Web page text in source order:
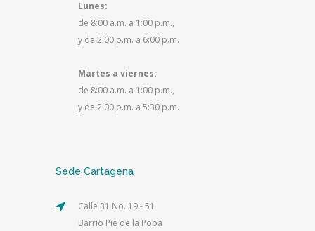
Lunes:
de 8:00 a.m. a 1:00 p.m.,
y de 2:00 p.m. a 6:00 p.m.
Martes a viernes:
de 8:00 a.m. a 1:00 p.m.,
y de 2:00 p.m. a 5:30 p.m.
Sede Cartagena
Calle 31 No. 19 - 51
Barrio Pie de la Popa